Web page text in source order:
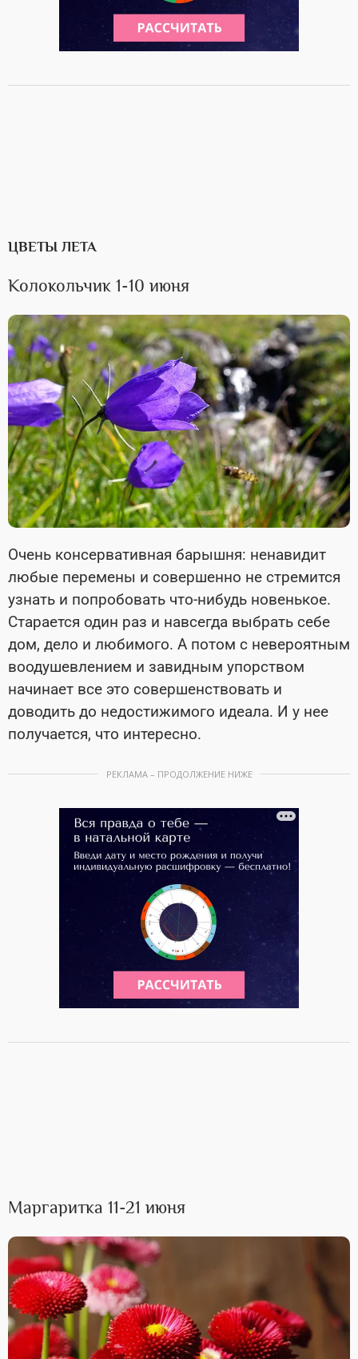
ЦВЕТЫ ЛЕТА
Колокольчик 1-10 июня
Очень консервативная барышня: ненавидит
любые перемены и совершенно не стремится
узнать и попробовать что-нибудь новенькое.
Старается один раз и навсегда выбрать себе
дом, дело и любимого. А потом с невероятным
воодушевлением и завидным упорством
начинает все это совершенствовать и
доводить до недостижимого идеала. И у нее
получается, что интересно.
РЕКЛАМА – ПРОДОЛЖЕНИЕ НИЖЕ
Маргаритка 11-21 июня